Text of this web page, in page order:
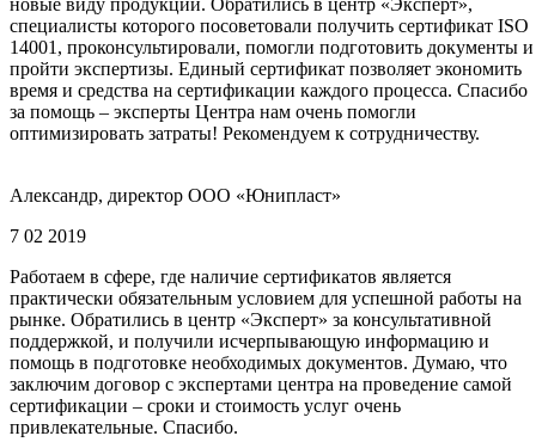
новые виду продукции. Обратились в центр «Эксперт»,
специалисты которого посоветовали получить сертификат ISO
14001, проконсультировали, помогли подготовить документы и
пройти экспертизы. Единый сертификат позволяет экономить
время и средства на сертификации каждого процесса. Спасибо
за помощь – эксперты Центра нам очень помогли
оптимизировать затраты! Рекомендуем к сотрудничеству.
Александр, директор ООО «Юнипласт»
7 02 2019
Работаем в сфере, где наличие сертификатов является
практически обязательным условием для успешной работы на
рынке. Обратились в центр «Эксперт» за консультативной
поддержкой, и получили исчерпывающую информацию и
помощь в подготовке необходимых документов. Думаю, что
заключим договор с экспертами центра на проведение самой
сертификации – сроки и стоимость услуг очень
привлекательные. Спасибо.